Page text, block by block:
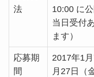
法
10:00 に
当日受付
ます）
応募期
間
2017年1
月27日（